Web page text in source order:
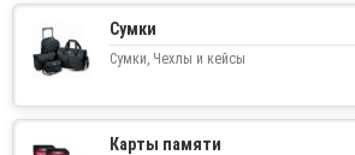
Сумки
Сумки, Чехлы и кейсы
Карты памяти